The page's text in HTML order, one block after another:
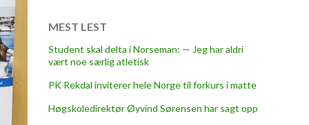
MEST LEST
Student skal delta i Norseman: — Jeg har aldri
vært noe særlig atletisk
PK Rekdal inviterer hele Norge til forkurs i matte
Høgskoledirektør Øyvind Sørensen har sagt opp